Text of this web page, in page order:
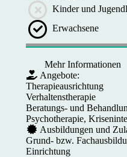
Kinder und
Erwachsene
Mehr Informationen
Angebote:
Therapieausrichtung
Verhaltenstherapie
Beratungs- und
Psychotherapie,
Ausbildungen und
Grund- bzw.
Einrichtung